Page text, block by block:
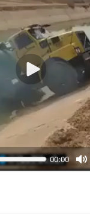
00:00